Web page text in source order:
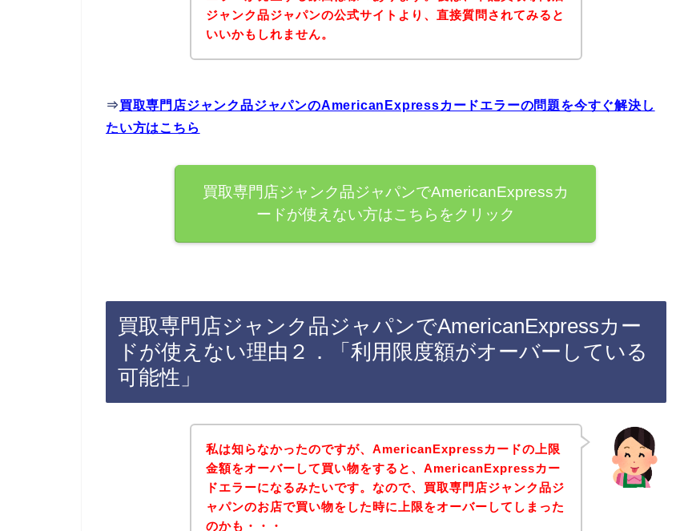
ジャンク品ジャパンの公式サイトより、直接質問されてみると
いいかもしれません。
⇒買取専門店ジャンク品ジャパンのAmericanExpressカードエラーの問題を今すぐ解決し
たい方はこちら
買取専門店ジャンク品ジャパンでAmericanExpressカ
ードが使えない方はこちらをクリック
買取専門店ジャンク品ジャパンでAmericanExpressカー
ドが使えない理由２．「利用限度額がオーバーしている
可能性」
私は知らなかったのですが、AmericanExpressカードの上限
金額をオーバーして買い物をすると、AmericanExpressカー
ドエラーになるみたいです。なので、買取専門店ジャンク品ジ
ャパンのお店で買い物をした時に上限をオーバーしてしまった
のかも・・・